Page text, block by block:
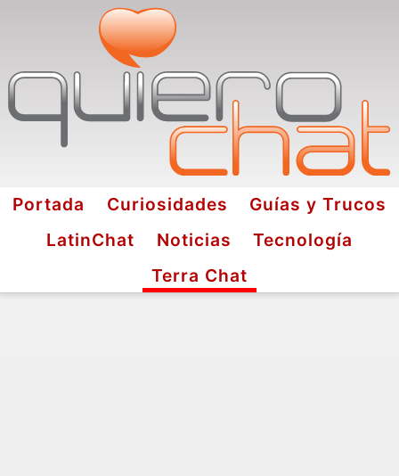
Portada Curiosidades
Guías y Trucos
LatinChat
Noticias
Tecnología
Terra Chat